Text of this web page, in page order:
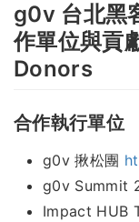
g0v 台北黑
作單位與貢
Donors
合作執行單位
g0v 揪松團
g0v Summit
Impact HUB